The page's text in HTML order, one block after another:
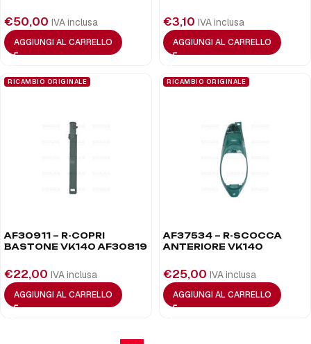
€50,00 IVA inclusa
AGGIUNGI AL CARRELLO
€3,10 IVA inclusa
AGGIUNGI AL CARRELLO
RICAMBIO ORIGINALE
AF30911 – R-COPRI
BASTONE VK140 AF30819
€22,00 IVA inclusa
AGGIUNGI AL CARRELLO
RICAMBIO ORIGINALE
AF37534 – R-SCOCCA
ANTERIORE VK140
€25,00 IVA inclusa
AGGIUNGI AL CARRELLO